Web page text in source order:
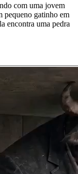
com uma jovem
pequeno gatinho em
encontra uma pedra